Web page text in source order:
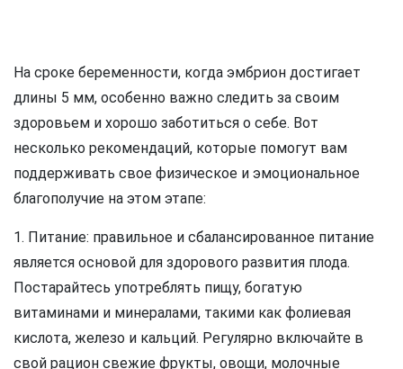
На сроке беременности, когда эмбрион достигает
длины 5 мм, особенно важно следить за своим
здоровьем и хорошо заботиться о себе. Вот
несколько рекомендаций, которые помогут вам
поддерживать свое физическое и эмоциональное
благополучие на этом этапе:
1. Питание: правильное и сбалансированное питание
является основой для здорового развития плода.
Постарайтесь употреблять пищу, богатую
витаминами и минералами, такими как фолиевая
кислота, железо и кальций. Регулярно включайте в
свой рацион свежие фрукты, овощи, молочные